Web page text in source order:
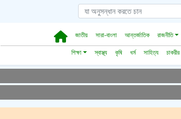
জাতীয় সারা-বাংলা আন্তর্জাতিক রাজনীতি
শিক্ষা
স্বাস্থ্য কৃষি ধর্ম সাহিত্য